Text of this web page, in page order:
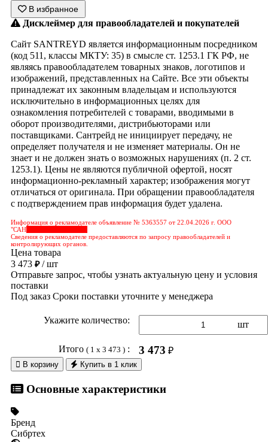
В избранное
Дисклеймер для правообладателей и покупателей
Сайт SANTREYD является информационным посредником
(код 511, классы МКТУ: 35) в смысле ст. 1253.1 ГК РФ, не
являясь правообладателем товарных знаков, логотипов и
изображений, представленных на Сайте. Все эти объекты
принадлежат их законным владельцам и используются
исключительно в информационных целях для
ознакомления потребителей с товарами, вводимыми в
оборот производителями, дистрибьюторами или
поставщиками. Сантрейд не инициирует передачу, не
определяет получателя и не изменяет материалы. Он не
знает и не должен знать о возможных нарушениях (п. 2 ст.
1253.1). Цены не являются публичной офертой, носят
информационно-рекламный характер; изображения могут
отличаться от оригинала. При обращении правообладателя
с подтверждением прав информация будет удалена.
Информация о рекламодателе объявление № 5363557 от 22.04.2026 г. ООО
"САН
Сведения о рекламодателе предоставляются по запросу правообладателей и
контролирующих органов.
Цена товара
3 473 ₽/ шт
Отправьте запрос, чтобы узнать актуальную цену и условия
поставки
Под заказ Сроки поставки уточните у менеджера
Укажите количество: шт
Итого ( 1 x 3 473 ): 3 473 ₽
 В корзину Купить в 1 клик
Основные характеристики
Бренд
Сибртех